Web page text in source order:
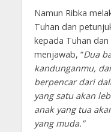
Namun Ribka
Tuhan dan
kepada Tuhan dan
menjawab, “Dua
kandunganmu,
berpencar dari
yang satu akan
anak yang tua
yang muda.”